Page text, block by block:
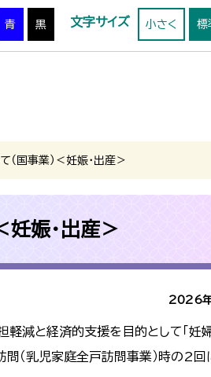
青 黒 文字サイズ 小さく 標
国事業）＜妊娠・出産＞
妊娠・出産＞
2026
減と経済的支援を目的として「妊
（乳児家庭全戸訪問事業）時の2回